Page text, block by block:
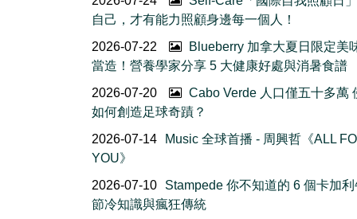
自己，才有能力照顧身邊每一個人！
2026-07-22
Blueberry 加拿大夏日限定美
當造！營養學家分享 5 大健康好處與消暑食譜
2026-07-20
Cabo Verde 人口僅五十多萬
如何創造足球奇蹟？
2026-07-14
Music 全球首播 - 周興哲《ALL
YOU》
2026-07-10
Stampede 你不知道的 6 個卡加
節冷知識與瘋狂傳統